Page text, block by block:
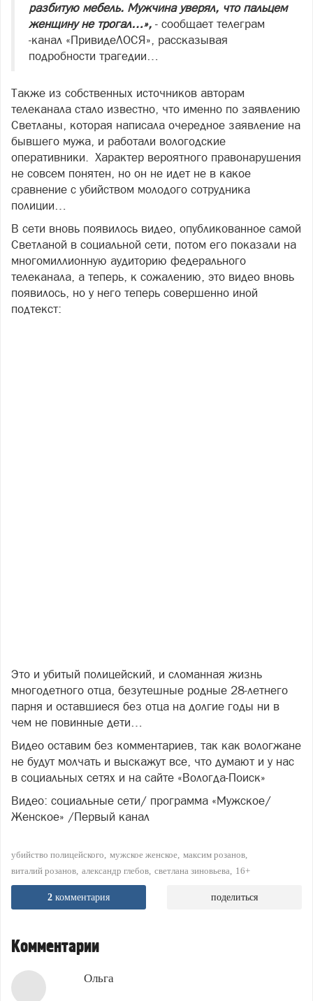
разбитую мебель. Мужчина уверял, что пальцем
женщину не трогал…», - сообщает телеграм
-канал «ПривидеЛОСЯ», рассказывая
подробности трагедии…
Также из собственных источников авторам
телеканала стало известно, что именно по заявлению
Светланы, которая написала очередное заявление на
бывшего мужа, и работали вологодские
оперативники. Характер вероятного правонарушения
не совсем понятен, но он не идет не в какое
сравнение с убийством молодого сотрудника
полиции…
В сети вновь появилось видео, опубликованное самой
Светланой в социальной сети, потом его показали на
многомиллионную аудиторию федерального
телеканала, а теперь, к сожалению, это видео вновь
появилось, но у него теперь совершенно иной
подтекст:
Это и убитый полицейский, и сломанная жизнь
многодетного отца, безутешные родные 28-летнего
парня и оставшиеся без отца на долгие годы ни в
чем не повинные дети…
Видео оставим без комментариев, так как вологжане
не будут молчать и выскажут все, что думают и у нас
в социальных сетях и на сайте «Вологда-Поиск»
Видео: социальные сети/ программа «Мужское/
Женское» /Первый канал
убийство полицейского мужское женское максим розанов
виталий розанов александр глебов светлана зиновьева 16+
2 комментария поделиться
Комментарии
Ольга